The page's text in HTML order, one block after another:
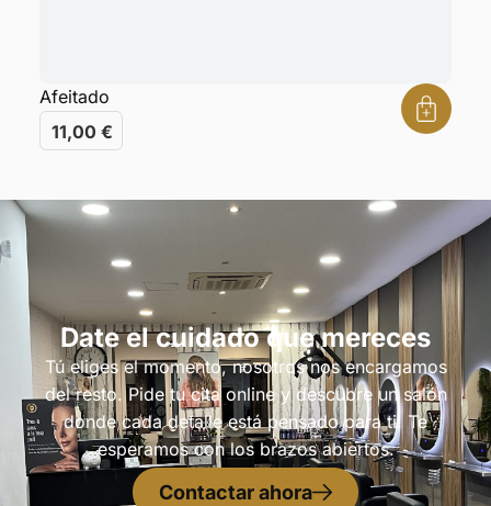
Afeitado
11,00 €
Date el cuidado que mereces
Tú eliges el momento, nosotros nos encargamos
del resto. Pide tu cita online y descubre un salón
donde cada detalle está pensado para ti. Te
esperamos con los brazos abiertos.
Contactar ahora